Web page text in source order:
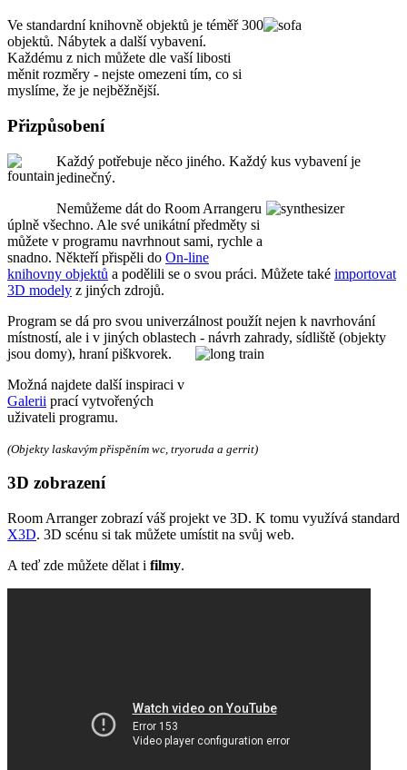
Ve standardní knihovně objektů je téměř 300
objektů. Nábytek a další vybavení.
Každému z nich můžete dle vaší libosti
měnit rozměry - nejste omezeni tím, co si
myslíme, že je nejběžnější.
Přizpůsobení
Každý potřebuje něco jiného. Každý kus vybavení je
jedinečný.
Nemůžeme dát do Room Arrangeru
úplně všechno. Ale své unikátní předměty si
můžete v programu navrhnout sami, rychle a
snadno. Někteří přispěli do On-line
knihovny objektů a podělili se o svou práci. Můžete také importovat
3D modely z jiných zdrojů.
Program se dá pro svou univerzálnost použít nejen k navrhování
místností, ale i v jiných oblastech - návrh zahrady, sídliště (objekty
jsou domy), hraní piškvorek.
Možná najdete další inspiraci v
Galerii prací vytvořených
uživateli programu.
(Objekty laskavým přispěním wc, tryoruda a gerrit)
3D zobrazení
Room Arranger zobrazí váš projekt ve 3D. K tomu využívá standard
X3D. 3D scénu si tak můžete umístit na svůj web.
A teď zde můžete dělat i filmy.